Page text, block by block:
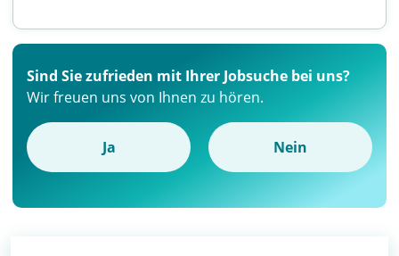
Sind Sie zufrieden mit Ihrer Jobsuche bei uns?
Wir freuen uns von Ihnen zu hören.
Ja Nein